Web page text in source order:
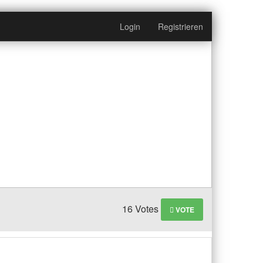
Login Registrieren
16 Votes VOTE